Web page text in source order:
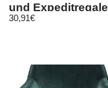
und Expeditregale
Regaleinsatz
30,91€